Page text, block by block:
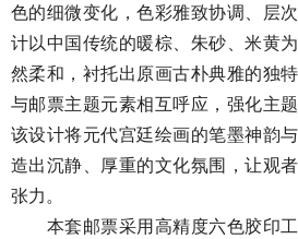
色的细微变化，色彩雅致协调、层
计以中国传统的暖棕、朱砂、米黄
然柔和，衬托出原画古朴典雅的独
与邮票主题元素相互呼应，强化主
该设计将元代宫廷绘画的笔墨神韵
造出沉静、厚重的文化氛围，让观
张力。
本套邮票采用高精度六色胶印工